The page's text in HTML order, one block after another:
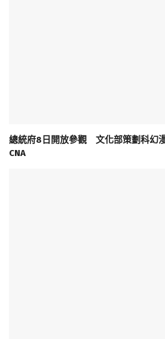
總統府8日開放參觀 文化部策劃科幻
CNA